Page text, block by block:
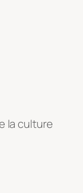
la culture